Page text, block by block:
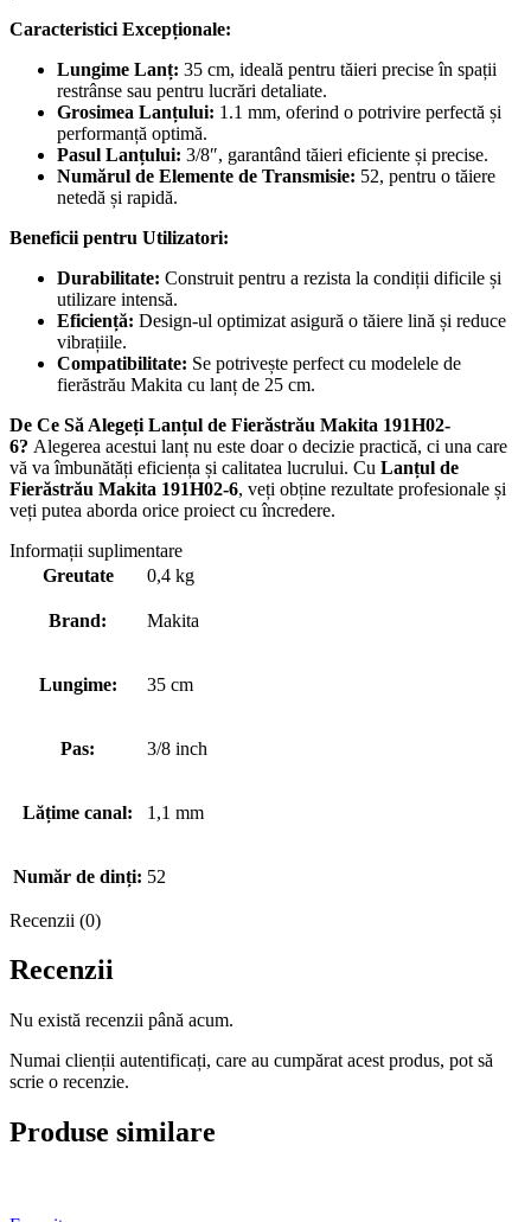
Caracteristici Excepționale:
Lungime Lanț: 35 cm, ideală pentru tăieri precise în spații
restrânse sau pentru lucrări detaliate.
Grosimea Lanțului: 1.1 mm, oferind o potrivire perfectă și
performanță optimă.
Pasul Lanțului: 3/8″, garantând tăieri eficiente și precise.
Numărul de Elemente de Transmisie: 52, pentru o tăiere
netedă și rapidă.
Beneficii pentru Utilizatori:
Durabilitate: Construit pentru a rezista la condiții dificile și
utilizare intensă.
Eficiență: Design-ul optimizat asigură o tăiere lină și reduce
vibrațiile.
Compatibilitate: Se potrivește perfect cu modelele de
fierăstrău Makita cu lanț de 25 cm.
De Ce Să Alegeți Lanțul de Fierăstrău Makita 191H02-
6? Alegerea acestui lanț nu este doar o decizie practică, ci una care
vă va îmbunătăți eficiența și calitatea lucrului. Cu Lanțul de
Fierăstrău Makita 191H02-6, veți obține rezultate profesionale și
veți putea aborda orice proiect cu încredere.
Informații suplimentare
Greutate
0,4 kg
Brand: Makita
Lungime: 35 cm
Pas: 3/8 inch
Lățime canal: 1,1 mm
Număr de dinți: 52
Recenzii (0)
Recenzii
Nu există recenzii până acum.
Numai clienții autentificați, care au cumpărat acest produs, pot să
scrie o recenzie.
Produse similare